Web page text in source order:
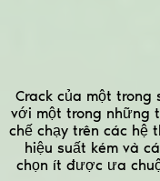
Crack của một trong
với một trong những
chế chạy trên các hệ
hiệu suất kém và
chọn ít được ưa